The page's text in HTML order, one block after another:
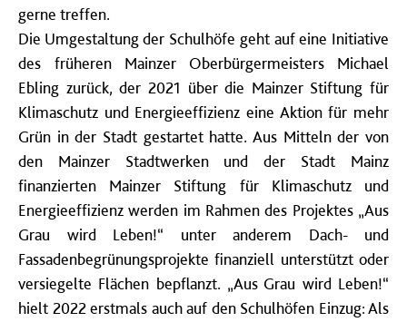
gerne treffen.
Die Umgestaltung der Schulhöfe geht auf eine Initiative
des früheren Mainzer Oberbürgermeisters Michael
Ebling zurück, der 2021 über die Mainzer Stiftung für
Klimaschutz und Energieeffizienz eine Aktion für mehr
Grün in der Stadt gestartet hatte. Aus Mitteln der von
den Mainzer Stadtwerken und der Stadt Mainz
finanzierten Mainzer Stiftung für Klimaschutz und
Energieeffizienz werden im Rahmen des Projektes „Aus
Grau wird Leben!“ unter anderem Dach- und
Fassadenbegrünungsprojekte finanziell unterstützt oder
versiegelte Flächen bepflanzt. „Aus Grau wird Leben!“
hielt 2022 erstmals auch auf den Schulhöfen Einzug: Als